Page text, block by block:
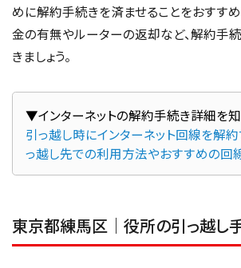
めに解約手続きを済ませることをおすすめ
金の有無やルーターの返却など、解約手
きましょう。
引っ越し時にインターネット回線を解
っ越し先での利用方法やおすすめの回
東京都練馬区｜役所の引っ越し